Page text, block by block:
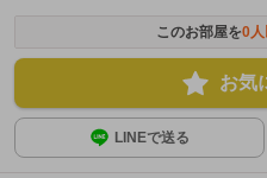
このお部屋を0人
お気
LINEで送る